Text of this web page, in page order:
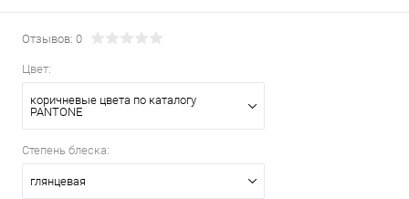
Отзывов: 0
Цвет:
коричневые цвета по каталогу
PANTONE
Степень блеска:
глянцевая